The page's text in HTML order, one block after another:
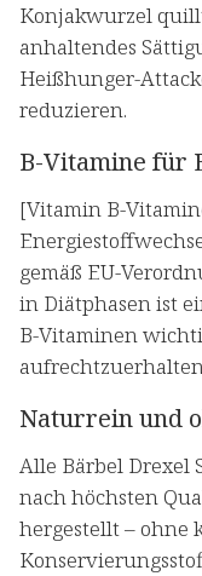
Konjakwurzel
anhaltendes
Heißhunger-
reduzieren.
B-Vitamine für
[Vitamin B-
gemäß EU-
in Diätphasen ist
B-Vitaminen
Naturrein und
Alle Bärbel Drexel
nach höchsten
hergestellt – ohne